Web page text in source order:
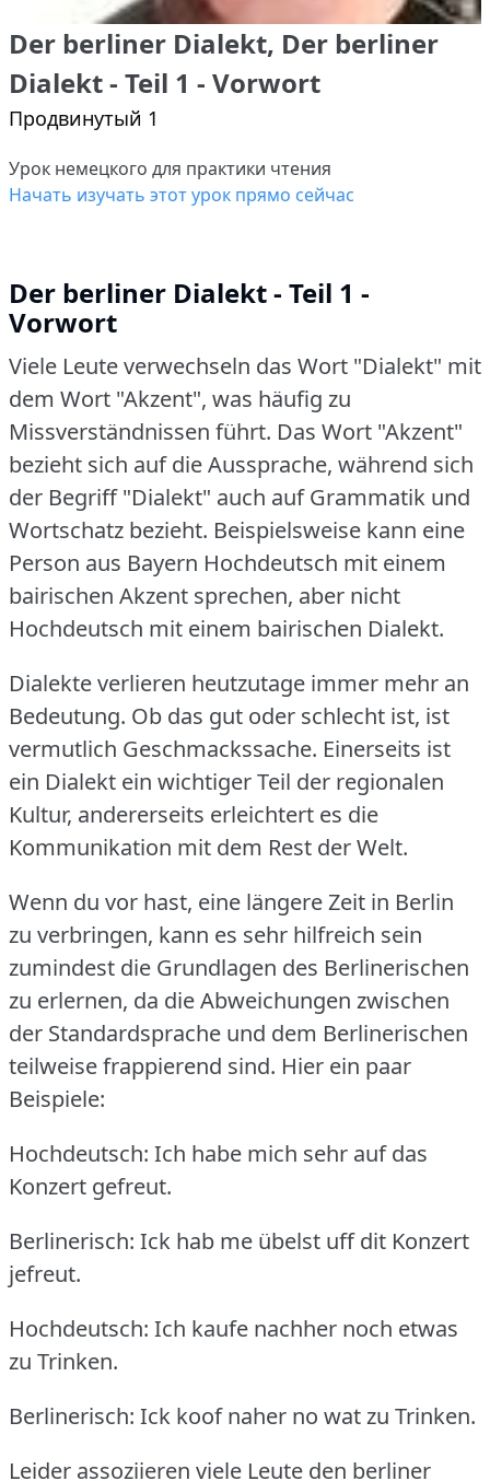
Der berliner Dialekt, Der berliner
Dialekt - Teil 1 - Vorwort
Продвинутый 1
Урок немецкого для практики чтения
Начать изучать этот урок прямо сейчас
Der berliner Dialekt - Teil 1 -
Vorwort
Viele Leute verwechseln das Wort "Dialekt" mit
dem Wort "Akzent", was häufig zu
Missverständnissen führt. Das Wort "Akzent"
bezieht sich auf die Aussprache, während sich
der Begriff "Dialekt" auch auf Grammatik und
Wortschatz bezieht. Beispielsweise kann eine
Person aus Bayern Hochdeutsch mit einem
bairischen Akzent sprechen, aber nicht
Hochdeutsch mit einem bairischen Dialekt.
Dialekte verlieren heutzutage immer mehr an
Bedeutung. Ob das gut oder schlecht ist, ist
vermutlich Geschmackssache. Einerseits ist
ein Dialekt ein wichtiger Teil der regionalen
Kultur, andererseits erleichtert es die
Kommunikation mit dem Rest der Welt.
Wenn du vor hast, eine längere Zeit in Berlin
zu verbringen, kann es sehr hilfreich sein
zumindest die Grundlagen des Berlinerischen
zu erlernen, da die Abweichungen zwischen
der Standardsprache und dem Berlinerischen
teilweise frappierend sind. Hier ein paar
Beispiele:
Hochdeutsch: Ich habe mich sehr auf das
Konzert gefreut.
Berlinerisch: Ick hab me übelst uff dit Konzert
jefreut.
Hochdeutsch: Ich kaufe nachher noch etwas
zu Trinken.
Berlinerisch: Ick koof naher no wat zu Trinken.
Leider assoziieren viele Leute den berliner